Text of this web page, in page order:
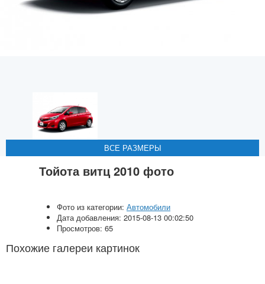
ВСЕ РАЗМЕРЫ
ВСЕ РАЗМЕРЫ
ВСЕ РАЗМЕРЫ
ВСЕ РАЗМЕРЫ
ВСЕ РАЗМЕРЫ
Тойота витц 2010 фото
Фото из категории: Автомобили
Дата добавления: 2015-08-13 00:02:50
Просмотров: 65
Похожие галереи картинок